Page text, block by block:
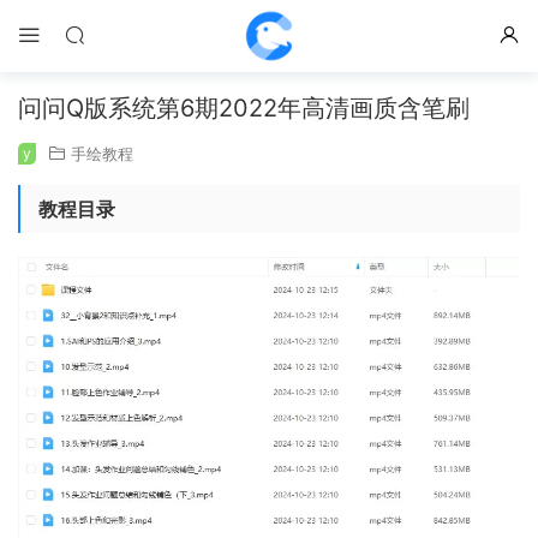
问问Q版系统第6期2022年高清画质含笔刷
y 手绘教程
教程目录